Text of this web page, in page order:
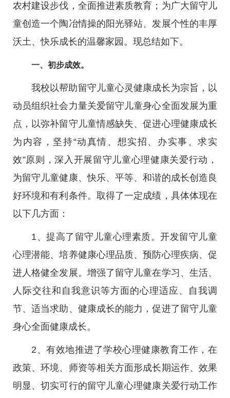
农村建设步伐，全面推进素质教育；为广大留守儿
童创造一个陶冶情操的阳光驿站、发展个性的丰厚
沃土、快乐成长的温馨家园。现总结如下。
一、初步成效。
我校以帮助留守儿童心灵健康成长为宗旨，以
动员组织社会力量关爱留守儿童身心全面发展为重
点，以弥补留守儿童情感缺失、促进心理健康成长
为内容，坚持“动真情、想实招、办实事、求实
效”原则，深入开展留守儿童心理健康关爱行动，
为留守儿童健康、快乐、平等、和谐的成长创造良
好环境和有利条件。取得了一定成绩，具体体现在
以下几方面：
1、提高了留守儿童心理素质。开发留守儿童
心理潜能、培养健康心理品质、预防心理疾病、促
进人格健全发展。增强了留守儿童在学习、生活、
人际交往和自我意识等方面的心理适应、自我调
节、适当求助、健康成长的能力，促进了留守儿童
身心全面健康成长。
2、有效地推进了学校心理健康教育工作，在
政策、环境、师资等相关方面形成长期运作、效果
明显、切实可行的留守儿童心理健康关爱行动工作